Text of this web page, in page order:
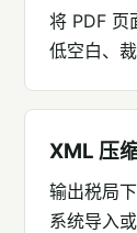
将 PDF 页
低空白、
XML 压
输出税局
系统导入